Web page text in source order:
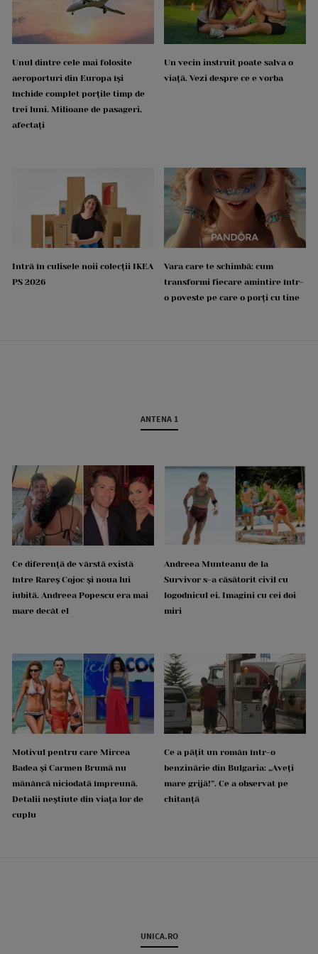
Unul dintre cele mai folosite
aeroporturi din Europa își
închide complet porțile timp de
trei luni. Milioane de pasageri,
afectați
Un vecin instruit poate salva o
viață. Vezi despre ce e vorba
Intră în culisele noii colecții IKEA
PS 2026
Vara care te schimbă: cum
transformi fiecare amintire într-
o poveste pe care o porți cu tine
ANTENA 1
Ce diferență de vârstă există
între Rareș Cojoc și noua lui
iubită. Andreea Popescu era mai
mare decât el
Andreea Munteanu de la
Survivor s-a căsătorit civil cu
logodnicul ei. Imagini cu cei doi
miri
Motivul pentru care Mircea
Badea și Carmen Brumă nu
mănâncă niciodată împreună.
Detalii neștiute din viața lor de
cuplu
Ce a pățit un român într-o
benzinărie din Bulgaria: „Aveți
mare grijă!”. Ce a observat pe
chitanță
UNICA.RO